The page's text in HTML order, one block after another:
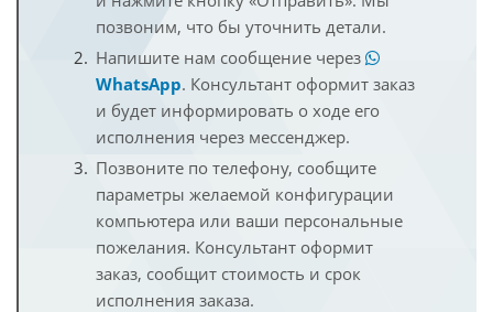
позвоним, что бы уточнить детали.
Напишите нам сообщение через
WhatsApp. Консультант оформит заказ
и будет информировать о ходе его
исполнения через мессенджер.
Позвоните по телефону, сообщите
параметры желаемой конфигурации
компьютера или ваши персональные
пожелания. Консультант оформит
заказ, сообщит стоимость и срок
исполнения заказа.